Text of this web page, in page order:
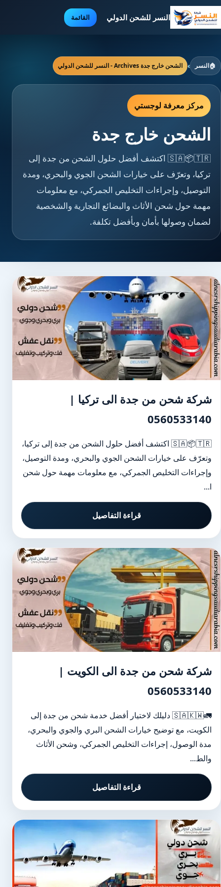
النسر للشحن الدولي القائمة
🏠النسر › الشحن خارج جدة Archives - النسر للشحن الدولي
مركز معرفة لوجستي
الشحن خارج جدة
🇸🇦📦🇹🇷 اكتشف أفضل حلول الشحن من جدة إلى
تركيا، وتعرّف على خيارات الشحن الجوي والبحري، ومدة
التوصيل، وإجراءات التخليص الجمركي، مع معلومات
مهمة حول شحن الأثاث والبضائع التجارية والشخصية
لضمان وصولها بأمان وبأفضل تكلفة.
شركة شحن من جدة الى تركيا |
0560533140
🇸🇦📦🇹🇷 اكتشف أفضل حلول الشحن من جدة إلى تركيا،
وتعرّف على خيارات الشحن الجوي والبحري، ومدة التوصيل،
وإجراءات التخليص الجمركي، مع معلومات مهمة حول شحن
ا...
قراءة التفاصيل
شركة شحن من جدة الى الكويت |
0560533140
🚛🇸🇦🇰🇼 دليلك لاختيار أفضل خدمة شحن من جدة إلى
الكويت، مع توضيح خيارات الشحن البري والجوي والبحري،
مدة الوصول، إجراءات التخليص الجمركي، وشحن الأثاث
والط...
قراءة التفاصيل